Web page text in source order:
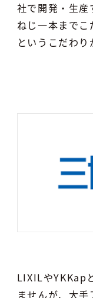
社で開発・生産
ねじ一本まで
というこだわり
LIXILやYKKap
ませんが、大手